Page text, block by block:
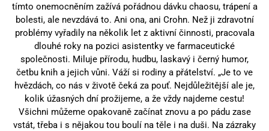
tímto onemocněním zažívá pořádnou dávku chaosu, trápení a
bolesti, ale nevzdává to. Ani ona, ani Crohn. Než ji zdravotní
problémy vyřadily na několik let z aktivní činnosti, pracovala
dlouhé roky na pozici asistentky ve farmaceutické
společnosti. Miluje přírodu, hudbu, laskavý i černý humor,
četbu knih a jejich vůni. Váží si rodiny a přátelství. „Je to ve
hvězdách, co nás v životě čeká za pouť. Nejdůležitější ale je,
kolik úžasných dní prožijeme, a že vždy najdeme cestu!
Všichni můžeme opakovaně začínat znovu a po pádu zase
vstát, třeba i s nějakou tou boulí na těle i na duši. Na zázraky